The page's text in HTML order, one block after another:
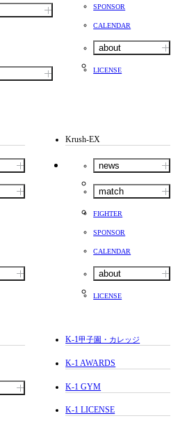
SPONSOR
CALENDAR
about
LICENSE
Krush-EX
news
match
FIGHTER
SPONSOR
CALENDAR
about
LICENSE
K-1甲子園・カレッジ
K-1 AWARDS
K-1 GYM
K-1 LICENSE